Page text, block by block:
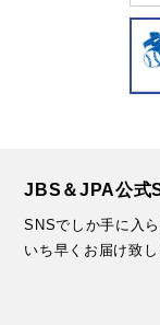
JBS＆JPA公式
SNSでしか手に入
いち早くお届け致